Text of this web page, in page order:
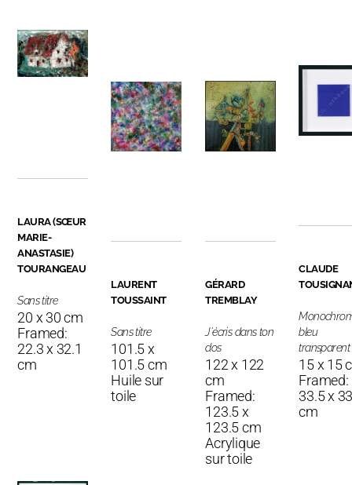
LAURA (SŒUR
MARIE-
ANASTASIE)
TOURANGEAU
Sans titre
20 x 30 cm
Framed:
22.3 x 32.1
cm
CLAUDE
bleu
transparent
15 x 15
Framed:
33.5 x
cm
LAURENT
TOUSSAINT
Sans titre
101.5 x
101.5 cm
Huile sur
toile
GÉRARD
TREMBLAY
J'écris dans ton
dos
122 x 122
cm
Framed:
123.5 x
123.5 cm
Acrylique
sur toile